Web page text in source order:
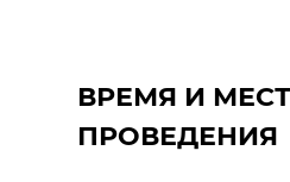
ВРЕМЯ И
ПРОВЕДЕНИЯ